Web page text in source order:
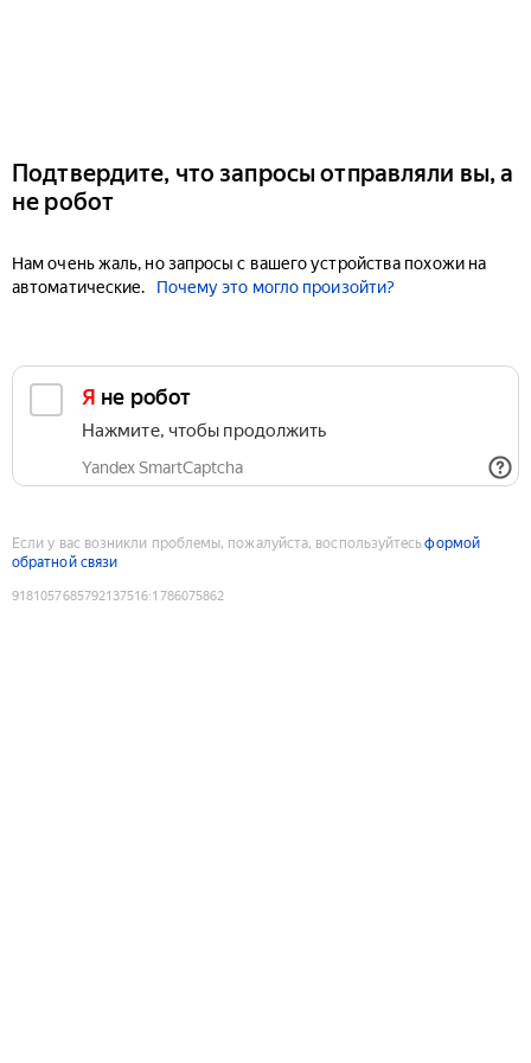
Подтвердите, что запросы отправляли вы, а
не робот
Нам очень жаль, но запросы с вашего устройства похожи на
автоматические.
Почему это могло произойти?
Я не робот
Нажмите, чтобы продолжить
Yandex SmartCaptcha
Если у вас возникли проблемы, пожалуйста, воспользуйтесьформой
обратной связи
9181057685792137516:1786075862